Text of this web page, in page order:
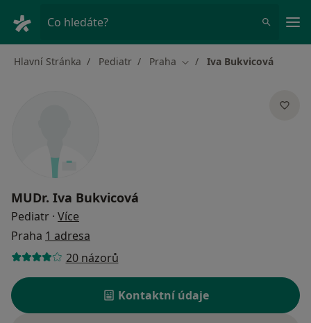
Co hledáte?
Hlavní Stránka Pediatr Praha Změna města
Iva Bukvicová
MUDr. Iva Bukvicová
Pediatr · Více
Praha 1 adresa
20 názorů
Kontaktní údaje